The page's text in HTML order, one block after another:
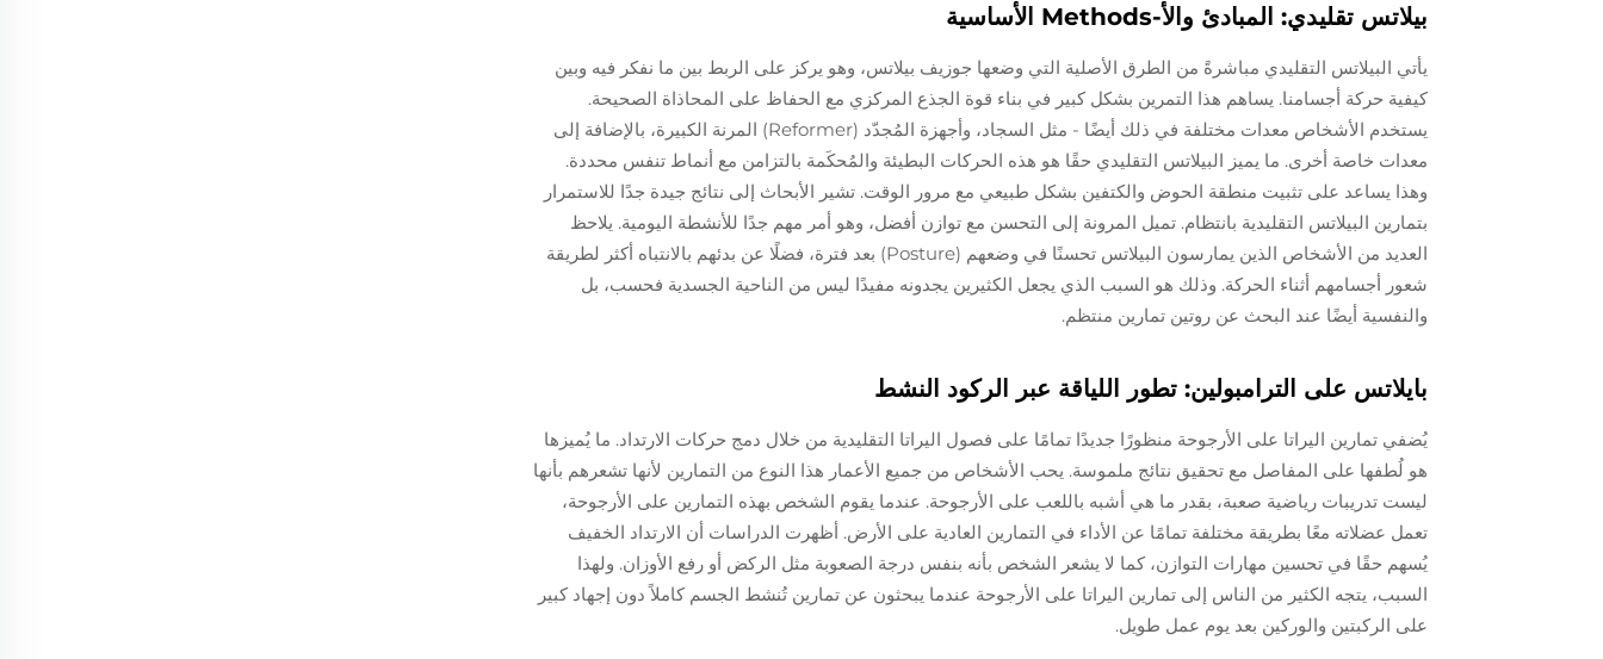
بيلاتس تقليدي: المبادئ والأ-Methods الأساسية
يأتي البيلاتس التقليدي مباشرةً من الطرق الأصلية التي وضعها جوزيف بيلاتس، وهو يركز على الربط بين ما نفكر فيه وبين
كيفية حركة أجسامنا. يساهم هذا التمرين بشكل كبير في بناء قوة الجذع المركزي مع الحفاظ على المحاذاة الصحيحة.
يستخدم الأشخاص معدات مختلفة في ذلك أيضًا - مثل السجاد، وأجهزة المُجدّد (Reformer) المرنة الكبيرة، بالإضافة إلى
معدات خاصة أخرى. ما يميز البيلاتس التقليدي حقًا هو هذه الحركات البطيئة والمُحكَمة بالتزامن مع أنماط تنفس محددة.
وهذا يساعد على تثبيت منطقة الحوض والكتفين بشكل طبيعي مع مرور الوقت. تشير الأبحاث إلى نتائج جيدة جدًا للاستمرار
بتمارين البيلاتس التقليدية بانتظام. تميل المرونة إلى التحسن مع توازن أفضل، وهو أمر مهم جدًا للأنشطة اليومية. يلاحظ
العديد من الأشخاص الذين يمارسون البيلاتس تحسنًا في وضعهم (Posture) بعد فترة، فضلًا عن بدئهم بالانتباه أكثر لطريقة
شعور أجسامهم أثناء الحركة. وذلك هو السبب الذي يجعل الكثيرين يجدونه مفيدًا ليس من الناحية الجسدية فحسب، بل
والنفسية أيضًا عند البحث عن روتين تمارين منتظم.
بايلاتس على الترامبولين: تطور اللياقة عبر الركود النشط
يُضفي تمارين اليراتا على الأرجوحة منظورًا جديدًا تمامًا على فصول اليراتا التقليدية من خلال دمج حركات الارتداد. ما يُميزها
هو لُطفها على المفاصل مع تحقيق نتائج ملموسة. يحب الأشخاص من جميع الأعمار هذا النوع من التمارين لأنها تشعرهم بأنها
ليست تدريبات رياضية صعبة، بقدر ما هي أشبه باللعب على الأرجوحة. عندما يقوم الشخص بهذه التمارين على الأرجوحة،
تعمل عضلاته معًا بطريقة مختلفة تمامًا عن الأداء في التمارين العادية على الأرض. أظهرت الدراسات أن الارتداد الخفيف
يُسهم حقًا في تحسين مهارات التوازن، كما لا يشعر الشخص بأنه بنفس درجة الصعوبة مثل الركض أو رفع الأوزان. ولهذا
السبب، يتجه الكثير من الناس إلى تمارين اليراتا على الأرجوحة عندما يبحثون عن تمارين تُنشط الجسم كاملاً دون إجهاد كبير
على الركبتين والوركين بعد يوم عمل طويل.